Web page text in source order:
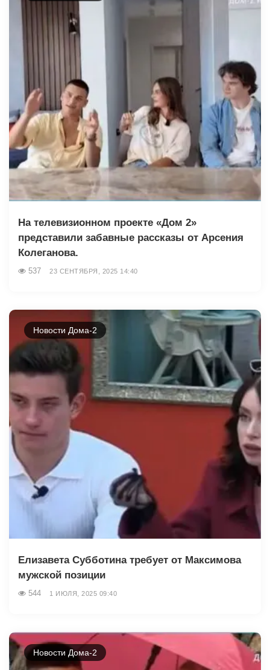
На телевизионном проекте «Дом 2»
представили забавные рассказы от Арсения
Колеганова.
537 23 СЕНТЯБРЯ, 2025 14:40
Новости Дома-2
Елизавета Субботина требует от Максимова
мужской позиции
544 1 ИЮЛЯ, 2025 09:40
Новости Дома-2